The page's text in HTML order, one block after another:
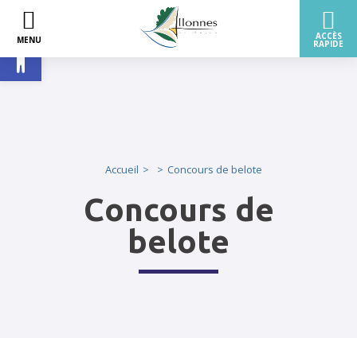
Ouvrir la barre d’outils
Accueil Concours de belote
Concours de
belote